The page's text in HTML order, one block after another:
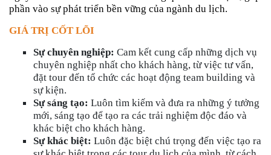
phần vào sự phát triển bền vững của ngành du lịch.
GIÁ TRỊ CỐT LÕI
Sự chuyên nghiệp: Cam kết cung cấp những dịch vụ
chuyên nghiệp nhất cho khách hàng, từ việc tư vấn,
đặt tour đến tổ chức các hoạt động team building và
sự kiện.
Sự sáng tạo: Luôn tìm kiếm và đưa ra những ý tưởng
mới, sáng tạo để tạo ra các trải nghiệm độc đáo và
khác biệt cho khách hàng.
Sự khác biệt: Luôn đặc biệt chú trọng đến việc tạo ra